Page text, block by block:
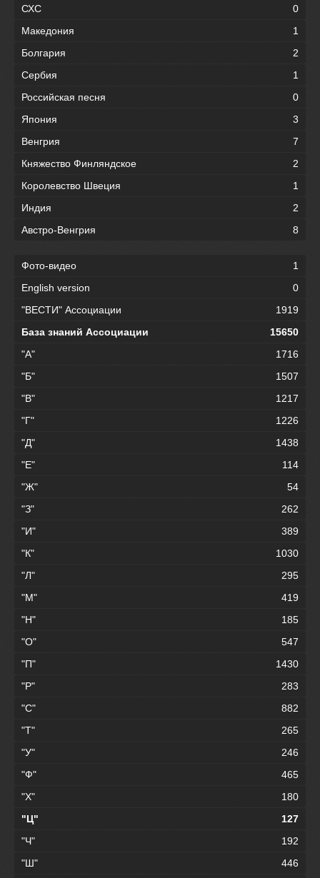
СХС
0
Македония
1
Болгария
2
Сербия
1
Российская песня
0
Япония
3
Венгрия
7
Княжество Финляндское
2
Королевство Швеция
1
Индия
2
Австро-Венгрия
8
Фото-видео
1
English version
0
"ВЕСТИ" Ассоциации
1919
База знаний Ассоциации
15650
"А"
1716
"Б"
1507
"В"
1217
"Г"
1226
"Д"
1438
"Е"
114
"Ж"
54
"З"
262
"И"
389
"К"
1030
"Л"
295
"М"
419
"Н"
185
"О"
547
"П"
1430
"Р"
283
"С"
882
"Т"
265
"У"
246
"Ф"
465
"Х"
180
"Ц"
127
"Ч"
192
"Ш"
446